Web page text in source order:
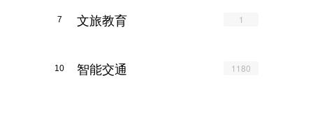
7 文旅教育 1
10 智能交通 1180